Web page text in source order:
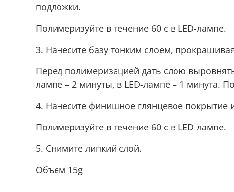
подложки.
Полимеризуйте в течение 60 с в LED-лампе.
3. Нанесите базу тонким слоем,
Перед полимеризацией дать слою
лампе – 2 минуты, в LED-лампе – 1 минута.
4. Нанесите финишное глянцевое покрытие
Полимеризуйте в течение 60 с в LED-лампе.
5. Снимите липкий слой.
Объем 15g